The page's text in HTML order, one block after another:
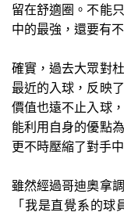
留在舒適圈。不能
中的最強，還要有
確實，過去大眾對
最近的入球，反映
價值也遠不止入球
能利用自身的優點
更不時壓縮了對手
雖然經過哥迪奧拿
「我是直覺系的